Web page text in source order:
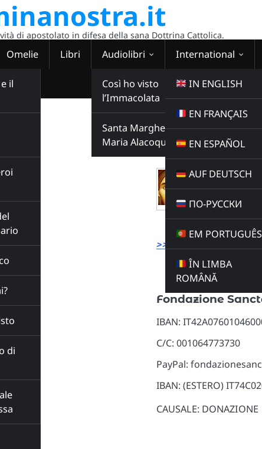
di apostolato in difesa della sana Dottrina Cattolica.
il
di
Omelie Libri Audiolibri
Così ho visto
l’Immacolata
Santa Margherita
Maria Alacoque
International
IN ENGLISH
EN FRANÇAIS
EN ESPAÑOL
AUF DEUTSCH
ПО-РУССКИ
EM PORTUGUÊS
ÎN LIMBA
ROMÂNĂ
WEBRADIO
00:00:00
LA
Radio
MUSICA
Buy this
>>> LINK DIRETTO
Donazioni
Fondazione
IBAN:
C/C: 001064773730
PayPal:
IBAN: (ESTERO)
CAUSALE: DONAZIONE